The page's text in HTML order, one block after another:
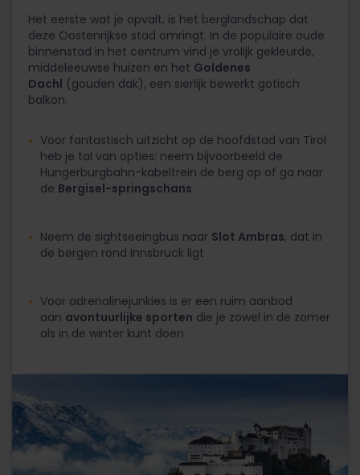
Het eerste wat je opvalt, is het berglandschap dat
deze Oostenrijkse stad omringt. In de populaire oude
binnenstad in het centrum vind je vrolijk gekleurde,
middeleeuwse huizen en het Goldenes
Dachl (gouden dak), een sierlijk bewerkt gotisch
balkon.
Voor fantastisch uitzicht op de hoofdstad van Tirol
heb je tal van opties: neem bijvoorbeeld de
Hungerburgbahn-kabeltrein de berg op of ga naar
de Bergisel-springschans
Neem de sightseeingbus naar Slot Ambras, dat in
de bergen rond Innsbruck ligt
Voor adrenalinejunkies is er een ruim aanbod
aan avontuurlijke sporten die je zowel in de zomer
als in de winter kunt doen